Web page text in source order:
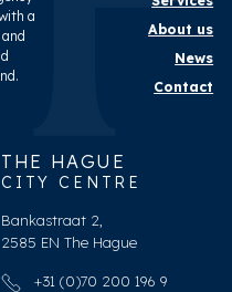
a
About us
News
Contact
THE HAGUE
CITY CENTRE
Bankastraat 2,
2585 EN The Hague
+31 (0)70 200 196 9